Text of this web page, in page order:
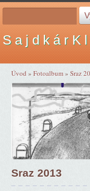
S a j d k á r K
Úvod »Fotoalbum»Sraz
Sraz 2013